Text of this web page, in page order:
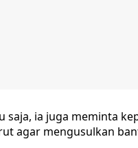
saja, ia juga meminta
agar mengusulkan